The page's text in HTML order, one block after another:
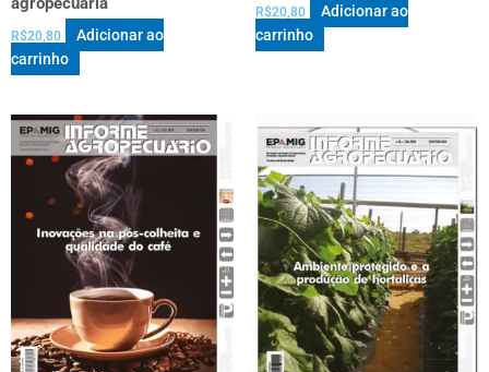
R$20,80
Adicionar ao
carrinho
R$20,80
Adicionar ao
carrinho